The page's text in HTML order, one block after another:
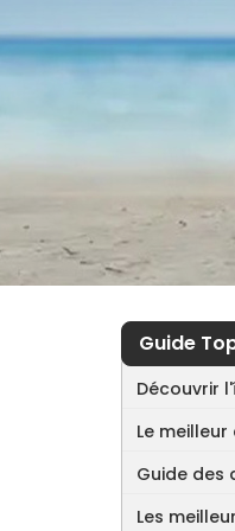
Guide
Découvrir
Le
Guide des
Les